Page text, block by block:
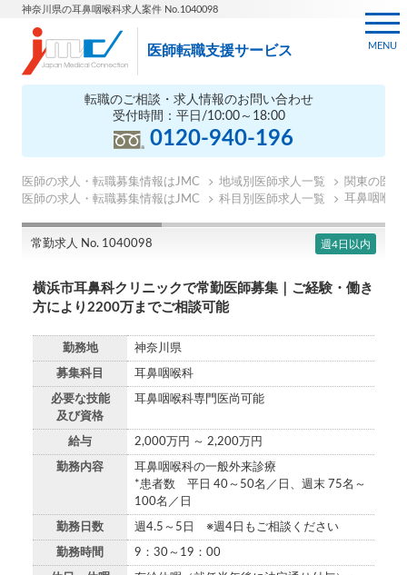
神奈川県の耳鼻咽喉科求人案件 No.1040098
医師転職支援サービス
転職のご相談・求人情報のお問い合わせ
受付時間：平日/10:00～18:00
0120-940-196
MENU
医師の求人・転職募集情報はJMC 地域別医師求人一覧
関東の医師
医師の求人・転職募集情報はJMC
科目別医師求人一覧 耳鼻咽喉科
常勤求人 No. 1040098 週4日以内
横浜市耳鼻科クリニックで常勤医師募集｜ご経験・働き
方により2200万までご相談可能
勤務地 神奈川県
募集科目 耳鼻咽喉科
必要な技能
及び資格
耳鼻咽喉科専門医尚可能
給与 2,000万円 ～ 2,200万円
勤務内容
耳鼻咽喉科の一般外来診療
*患者数 平日 40～50名／日、週末 75名～
100名／日
勤務日数 週4.5～5日 ※週4日もご相談ください
勤務時間 9：30～19：00